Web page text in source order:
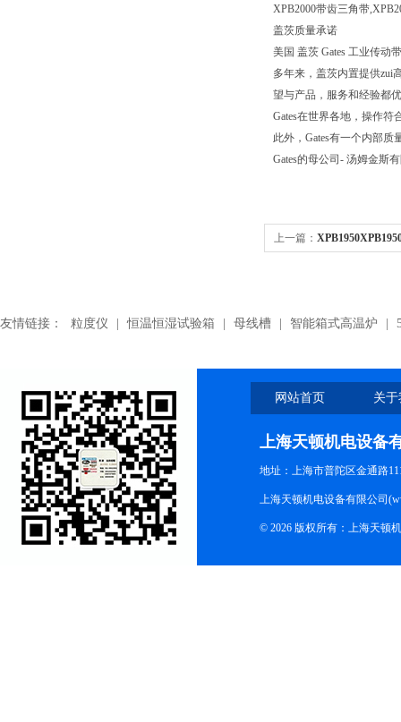
XPB2000带齿三角带
盖茨质量承诺
美国 盖茨 Gates 工业传动
多年来，盖茨内置提供zui
望与产品，服务和经验都
Gates在世界各地，操作符
此外，Gates有一个内部
Gates的母公司- 汤姆金斯
上一篇：
友情链接： 粒度仪 恒温恒湿试验箱 母线槽 智能箱式高温炉
网站首页 关
上海天顿机电设备
地址：上海市普陀区金通路
上海天顿机电设备有限公司
© 2026 版权所有：上海天顿